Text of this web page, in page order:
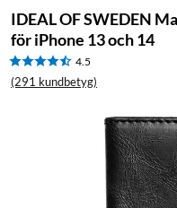
IDEAL OF SWEDEN
för iPhone 13 och 14
4.5
(291 kundbetyg)